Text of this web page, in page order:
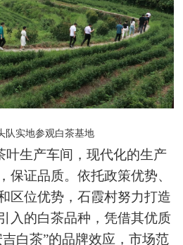
队实地参观白茶基地
叶生产车间，现代化的生产
保证品质。依托政策优势、
区位优势，石霞村努力打造
入的白茶品种，凭借其优质
白茶”的品牌效应，市场范